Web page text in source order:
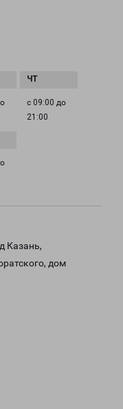
с 09:00 до
21:00
Казань,
дом